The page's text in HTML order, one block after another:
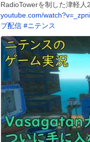
RadioTowerを制した津軽人
youtube.com/
ブ配信 #ニテンス